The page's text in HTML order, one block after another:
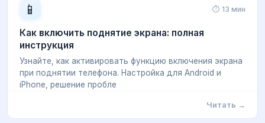
📱 ⏱ 13 мин
Как включить поднятие экрана: полная
инструкция
Узнайте, как активировать функцию включения экрана
при поднятии телефона. Настройка для Android и
iPhone, решение пробле
Читать →